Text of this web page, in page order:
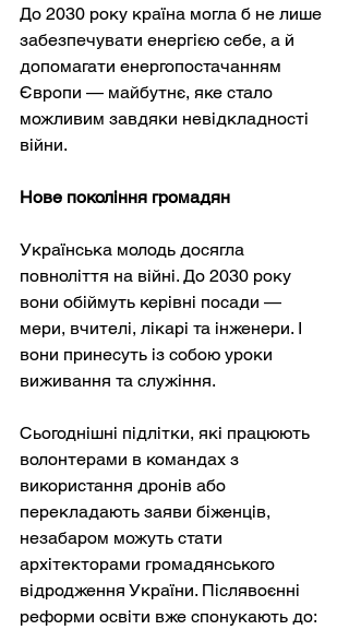
До 2030 року країна могла б не лише
забезпечувати енергією себе, а й
допомагати енергопостачанням
Європи — майбутнє, яке стало
можливим завдяки невідкладності
війни.
Нове покоління громадян
Українська молодь досягла
повноліття на війні. До 2030 року
вони обіймуть керівні посади —
мери, вчителі, лікарі та інженери. І
вони принесуть із собою уроки
виживання та служіння.
Сьогоднішні підлітки, які працюють
волонтерами в командах з
використання дронів або
перекладають заяви біженців,
незабаром можуть стати
архітекторами громадянського
відродження України. Післявоєнні
реформи освіти вже спонукають до: